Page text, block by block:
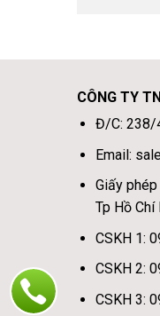
CÔNG TY
Đ/C: 238/
Email:
Giấy
Tp Hồ
CSKH 1:
CSKH 2:
CSKH 3: